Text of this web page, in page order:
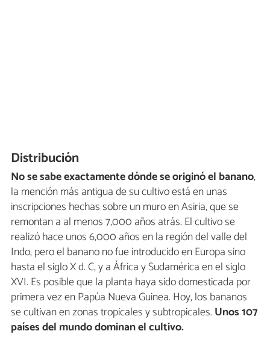
Distribución
No se sabe exactamente dónde se originó el banano,
la mención más antigua de su cultivo está en unas
inscripciones hechas sobre un muro en Asiria, que se
remontan a al menos 7,000 años atrás. El cultivo se
realizó hace unos 6,000 años en la región del valle del
Indo, pero el banano no fue introducido en Europa sino
hasta el siglo X d. C, y a África y Sudamérica en el siglo
XVI. Es posible que la planta haya sido domesticada por
primera vez en Papúa Nueva Guinea. Hoy, los bananos
se cultivan en zonas tropicales y subtropicales. Unos 107
países del mundo dominan el cultivo.